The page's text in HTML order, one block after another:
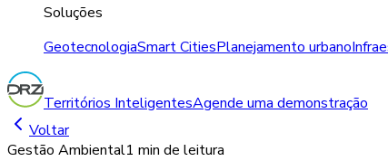
Soluções
GeotecnologiaSmart CitiesPlanejamento urbano
Territórios InteligentesAgende uma demonstração
Voltar
Gestão Ambiental1 min de leitura